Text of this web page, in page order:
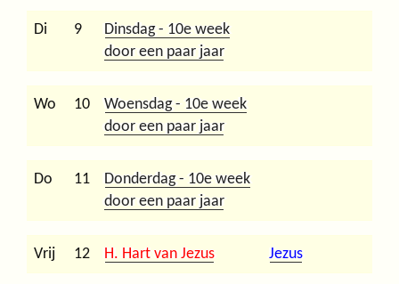
Di 9
Dinsdag - 10e week
door een paar jaar
Wo 10
Woensdag - 10e week
door een paar jaar
Do 11
Donderdag - 10e week
door een paar jaar
Vrij 12 H. Hart van Jezus Jezus